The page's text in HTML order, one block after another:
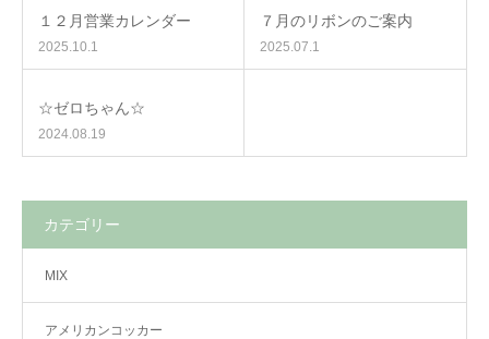
１２月営業カレンダー
2025.10.1
７月のリボンのご案内
2025.07.1
☆ゼロちゃん☆
2024.08.19
カテゴリー
MIX
アメリカンコッカー